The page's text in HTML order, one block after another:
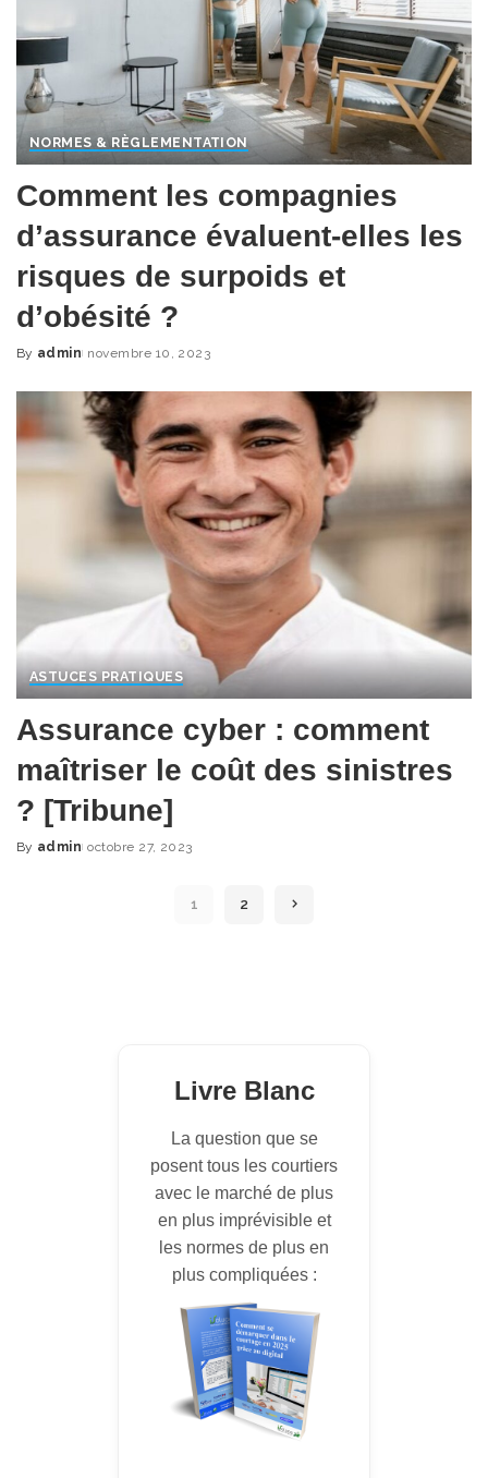
NORMES & RÈGLEMENTATION
Comment les compagnies
d’assurance évaluent-elles les
risques de surpoids et
d’obésité ?
Posted
By admin novembre 10, 2023
ASTUCES PRATIQUES
Assurance cyber : comment
maîtriser le coût des sinistres
? [Tribune]
Posted
By admin octobre 27, 2023
1 2
Livre Blanc
La question que se
posent tous les courtiers
avec le marché de plus
en plus imprévisible et
les normes de plus en
plus compliquées :